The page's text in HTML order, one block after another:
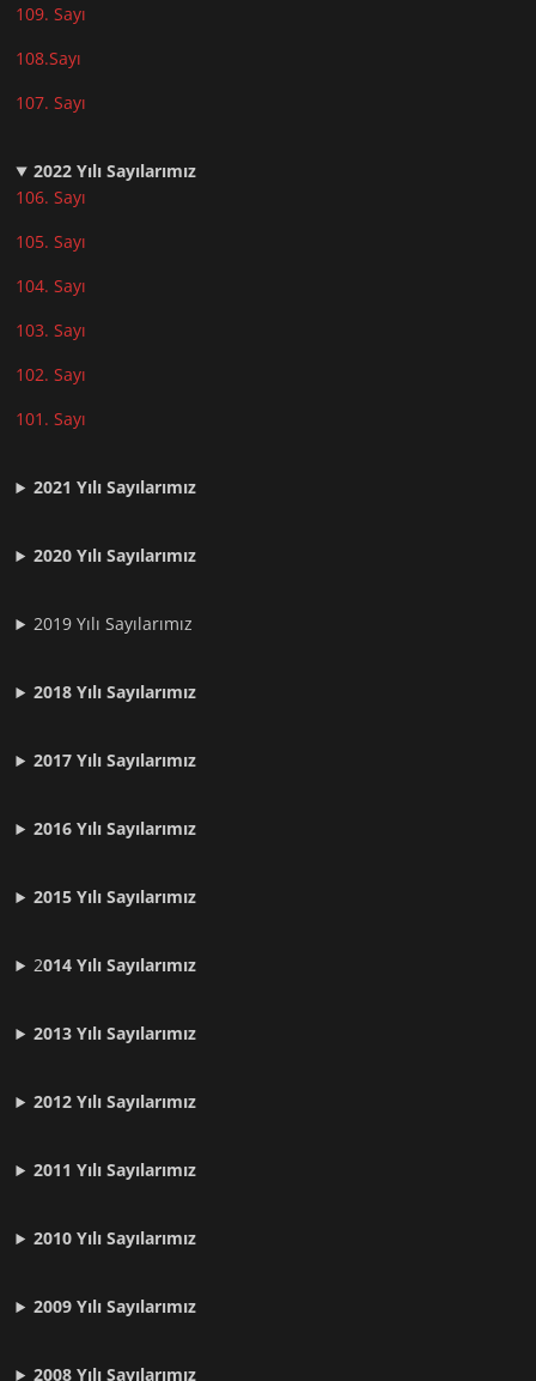
109. Sayı
108.Sayı
107. Sayı
2022 Yılı Sayılarımız
106. Sayı
105. Sayı
104. Sayı
103. Sayı
102. Sayı
101. Sayı
2021 Yılı Sayılarımız
2020 Yılı Sayılarımız
2019 Yılı Sayılarımız
2018 Yılı Sayılarımız
2017 Yılı Sayılarımız
2016 Yılı Sayılarımız
2015 Yılı Sayılarımız
2014 Yılı Sayılarımız
2013 Yılı Sayılarımız
2012 YılıSayılarımız
2011 YılıSayılarımız
2010 YılıSayılarımız
2009 YılıSayılarımız
2008 YılıSayılarımız